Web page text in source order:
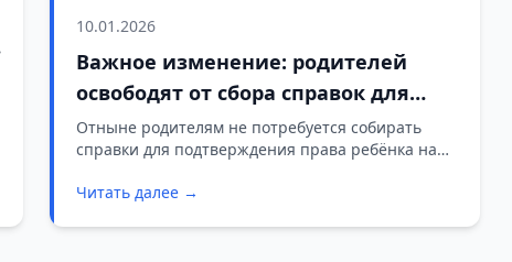
10.01.2026
Важное изменение: родителей
освободят от сбора справок для
детских путёвок
Отныне родителям не потребуется собирать
справки для подтверждения права ребёнка на
Читать далее →